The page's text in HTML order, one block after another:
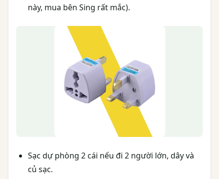
này, mua bên Sing rất mắc).
Sạc dự phòng 2 cái nếu đi 2 người lớn, dây và
củ sạc.